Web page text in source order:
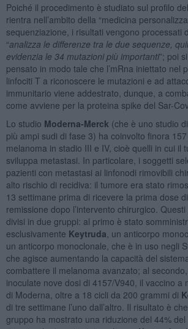
Poiché il procedimento è studiato sul profilo
rientra nell’ambito della “medicina
sequenziazione, i risultati vengono processati
“analizza le differenze tra le due sequenze,
evidenzia le 34 mutazioni più importanti”; poi
pensato in modo tale che l’mRna iniettato nel
linfociti T a riconoscere le mutazioni e ad
immunitario viene addestrato, dunque, a
come avviene per la proteina spike del Sar-
Lo studio Moderna-Merck (che è uno studio
più ampi sudi di fase 3) ha coinvolto finora
melanoma in stadio III e IV, cioè quelli in cui il
sviluppa metastasi. In particolare, i soggetti
pazienti con metastasi ai linfonodi rimovibili
alto rischio di recidiva: il tumore era stato
13 settimane prima di ricevere la prima dose
remissione dopo l’intervento chirurgico.
divisi in due gruppi: al primo è stato
esclusivamente Keytruda , un anticorpo
un anticorpo monoclonale, che è in uso negli
che agisce aumentando la capacità del
combattere il melanoma avanzato; al
inoculate nove dosi di 4157/V940, il vaccino a
di Moderna, oltre a 18 cicli da 200 grammi di
di tre settimane l’uno dall’altro. Il risultato è
gruppo ha mostrato una riduzione del 44%